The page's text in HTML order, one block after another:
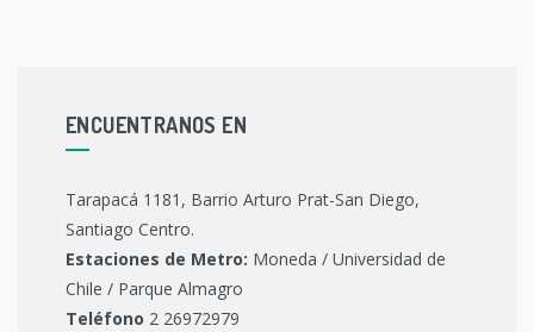
ENCUENTRANOS EN
Tarapacá 1181, Barrio Arturo Prat-San Diego,
Santiago Centro.
Estaciones de Metro: Moneda / Universidad de
Chile / Parque Almagro
Teléfono 2 26972979